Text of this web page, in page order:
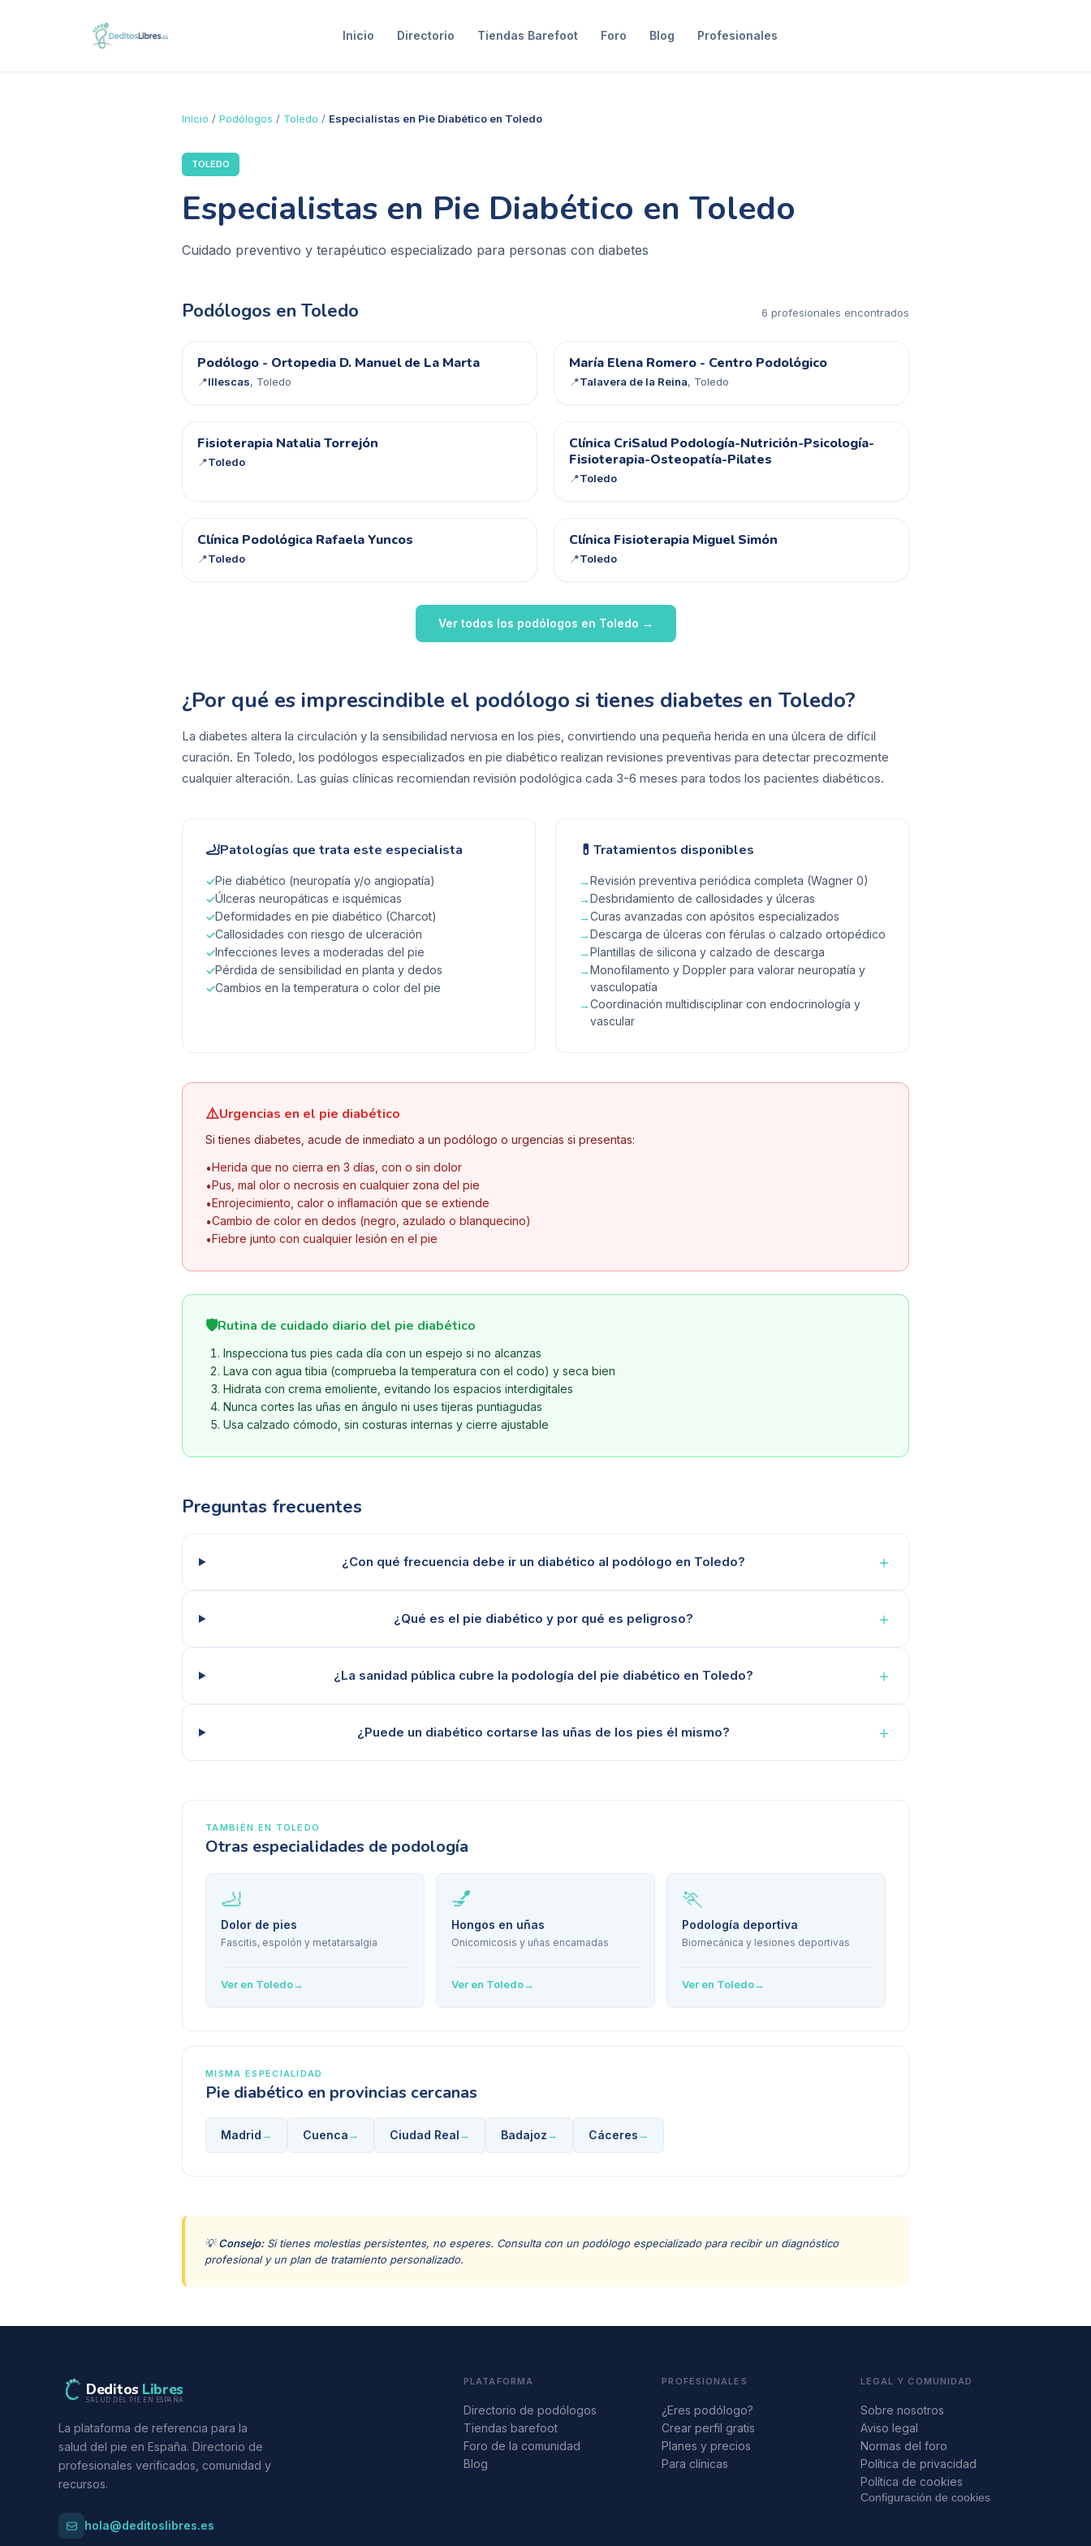
Inicio Directorio Tiendas Barefoot Foro Blog Profesionales
Inicio / Podólogos / Toledo / Especialistas en Pie Diabético en Toledo
TOLEDO
Especialistas en Pie Diabético en Toledo
Cuidado preventivo y terapéutico especializado para personas con diabetes
Podólogos en Toledo 6 profesionales encontrados
P-
Podólogo - Ortopedia D. Manuel de La Marta
📍Illescas, Toledo ME
María Elena Romero - Centro Podológico
📍Talavera de la Reina, Toledo
FN
Fisioterapia Natalia Torrejón
📍Toledo CC
Clínica CriSalud Podología-Nutrición-Psicología-
Fisioterapia-Osteopatía-Pilates
📍Toledo
CP
Clínica Podológica Rafaela Yuncos
📍Toledo CF
Clínica Fisioterapia Miguel Simón
📍Toledo
Ver todos los podólogos en Toledo →
¿Por qué es imprescindible el podólogo si tienes diabetes en Toledo?
La diabetes altera la circulación y la sensibilidad nerviosa en los pies, convirtiendo una pequeña herida en una úlcera de difícil
curación. En Toledo, los podólogos especializados en pie diabético realizan revisiones preventivas para detectar precozmente
cualquier alteración. Las guías clínicas recomiendan revisión podológica cada 3-6 meses para todos los pacientes diabéticos.
🦶Patologías que trata este especialista
✓Pie diabético (neuropatía y/o angiopatía)
✓Úlceras neuropáticas e isquémicas
✓Deformidades en pie diabético (Charcot)
✓Callosidades con riesgo de ulceración
✓Infecciones leves a moderadas del pie
✓Pérdida de sensibilidad en planta y dedos
✓Cambios en la temperatura o color del pie
💊 Tratamientos disponibles
→Revisión preventiva periódica completa (Wagner 0)
→Desbridamiento de callosidades y úlceras
→Curas avanzadas con apósitos especializados
→Descarga de úlceras con férulas o calzado ortopédico
→Plantillas de silicona y calzado de descarga
→Monofilamento y Doppler para valorar neuropatía y
vasculopatía
→Coordinación multidisciplinar con endocrinología y
vascular
⚠️Urgencias en el pie diabético
Si tienes diabetes, acude de inmediato a un podólogo o urgencias si presentas:
•Herida que no cierra en 3 días, con o sin dolor
•Pus, mal olor o necrosis en cualquier zona del pie
•Enrojecimiento, calor o inflamación que se extiende
•Cambio de color en dedos (negro, azulado o blanquecino)
•Fiebre junto con cualquier lesión en el pie
🛡️Rutina de cuidado diario del pie diabético
Inspecciona tus pies cada día con un espejo si no alcanzas
Lava con agua tibia (comprueba la temperatura con el codo) y seca bien
Hidrata con crema emoliente, evitando los espacios interdigitales
Nunca cortes las uñas en ángulo ni uses tijeras puntiagudas
Usa calzado cómodo, sin costuras internas y cierre ajustable
Preguntas frecuentes
¿Con qué frecuencia debe ir un diabético al podólogo en Toledo? ＋
¿Qué es el pie diabético y por qué es peligroso? ＋
¿La sanidad pública cubre la podología del pie diabético en Toledo? ＋
¿Puede un diabético cortarse las uñas de los pies él mismo? ＋
TAMBIÉN EN TOLEDO
Otras especialidades de podología
🦶
Dolor de pies
Fascitis, espolón y metatarsalgia
Ver en Toledo→
💅
Hongos en uñas
Onicomicosis y uñas encarnadas
Ver en Toledo→
🏃
Podología deportiva
Biomecánica y lesiones deportivas
Ver en Toledo→
MISMA ESPECIALIDAD
Pie diabético en provincias cercanas
Madrid → Cuenca → Ciudad Real → Badajoz → Cáceres →
💡Consejo:Si tienes molestias persistentes, no esperes. Consulta con un podólogo especializado para recibir un diagnóstico
profesional y un plan de tratamiento personalizado.
Deditos Libres
SALUD DEL PIE EN ESPAÑA
La plataforma de referencia para la
salud del pie en España. Directorio de
profesionales verificados, comunidad y
recursos.
hola@deditoslibres.es
PLATAFORMA
Directorio de podólogos
Tiendas barefoot
Foro de la comunidad
Blog
PROFESIONALES
¿Eres podólogo?
Crear perfil gratis
Planes y precios
Para clínicas
LEGAL Y COMUNIDAD
Sobre nosotros
Aviso legal
Normas del foro
Política de privacidad
Política de cookies
Configuración de cookies